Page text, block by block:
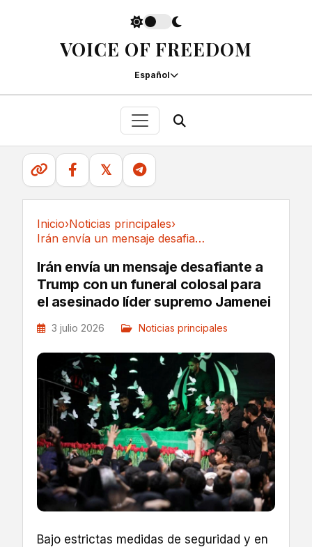
VOICE OF FREEDOM
Español
𝕏
Inicio›Noticias principales›
Irán envía un mensaje desafiante a Trump con...
Irán envía un mensaje desafiante a
Trump con un funeral colosal para
el asesinado líder supremo Jamenei
3 julio 2026 Noticias principales
Bajo estrictas medidas de seguridad y en